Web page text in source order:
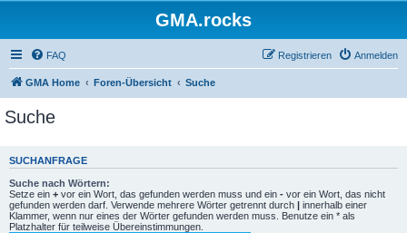
GMA.rocks
FAQ Anmelden
Registrieren
GMA Home Foren-Übersicht Suche
Suche
SUCHANFRAGE
Suche nach Wörtern:
Setze ein + vor ein Wort, das gefunden werden muss und ein - vor ein Wort, das nicht
gefunden werden darf. Verwende mehrere Wörter getrennt durch | innerhalb einer
Klammer, wenn nur eines der Wörter gefunden werden muss. Benutze ein * als
Platzhalter für teilweise Übereinstimmungen.